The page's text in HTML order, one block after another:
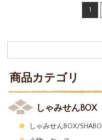
1
商品カテゴリ
しゃみせんBOX
しゃみせんBOX/SHABO